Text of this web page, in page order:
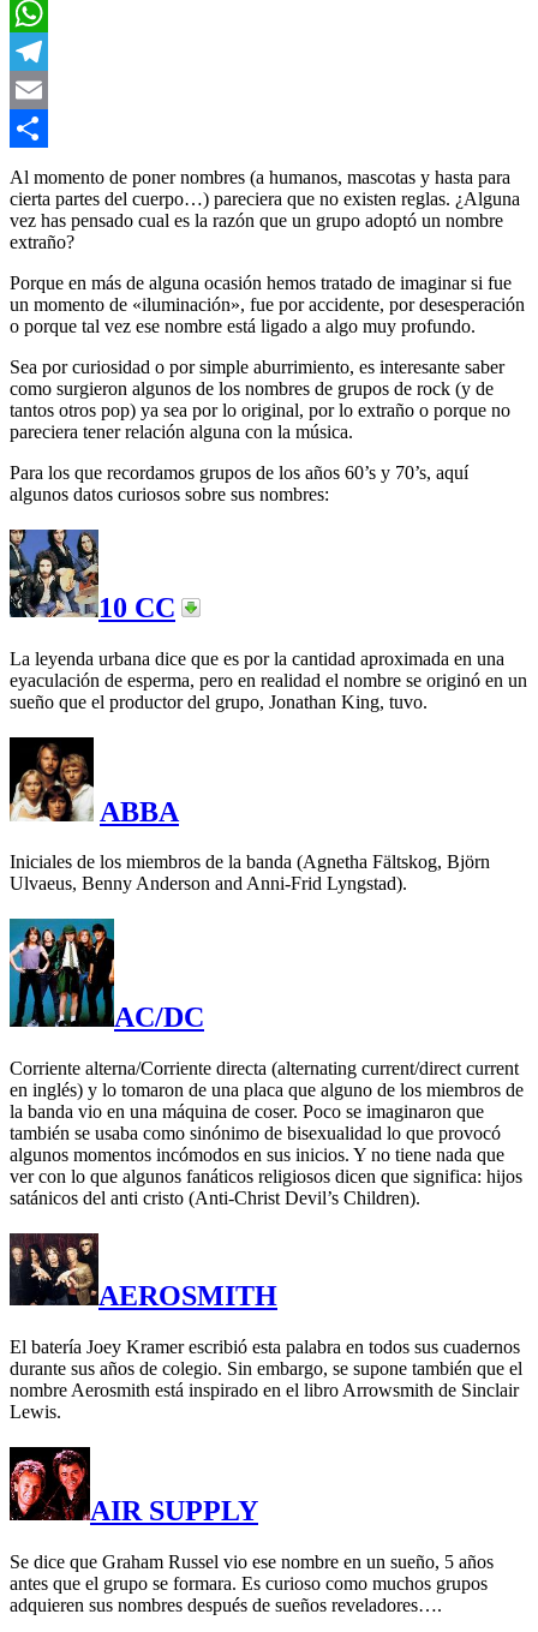
LinkedIn
WhatsApp
Telegram
Email
Compartir
Al momento de poner nombres (a humanos, mascotas y hasta para
cierta partes del cuerpo…) pareciera que no existen reglas. ¿Alguna
vez has pensado cual es la razón que un grupo adoptó un nombre
extraño?
Porque en más de alguna ocasión hemos tratado de imaginar si fue
un momento de «iluminación», fue por accidente, por desesperación
o porque tal vez ese nombre está ligado a algo muy profundo.
Sea por curiosidad o por simple aburrimiento, es interesante saber
como surgieron algunos de los nombres de grupos de rock (y de
tantos otros pop) ya sea por lo original, por lo extraño o porque no
pareciera tener relación alguna con la música.
Para los que recordamos grupos de los años 60’s y 70’s, aquí
algunos datos curiosos sobre sus nombres:
10 CC
La leyenda urbana dice que es por la cantidad aproximada en una
eyaculación de esperma, pero en realidad el nombre se originó en un
sueño que el productor del grupo, Jonathan King, tuvo.
ABBA
Iniciales de los miembros de la banda (Agnetha Fältskog, Björn
Ulvaeus, Benny Anderson and Anni-Frid Lyngstad).
AC/DC
Corriente alterna/Corriente directa (alternating current/direct current
en inglés) y lo tomaron de una placa que alguno de los miembros de
la banda vio en una máquina de coser. Poco se imaginaron que
también se usaba como sinónimo de bisexualidad lo que provocó
algunos momentos incómodos en sus inicios. Y no tiene nada que
ver con lo que algunos fanáticos religiosos dicen que significa: hijos
satánicos del anti cristo (Anti-Christ Devil’s Children).
AEROSMITH
El batería Joey Kramer escribió esta palabra en todos sus cuadernos
durante sus años de colegio. Sin embargo, se supone también que el
nombre Aerosmith está inspirado en el libro Arrowsmith de Sinclair
Lewis.
AIR SUPPLY
Se dice que Graham Russel vio ese nombre en un sueño, 5 años
antes que el grupo se formara. Es curioso como muchos grupos
adquieren sus nombres después de sueños reveladores….